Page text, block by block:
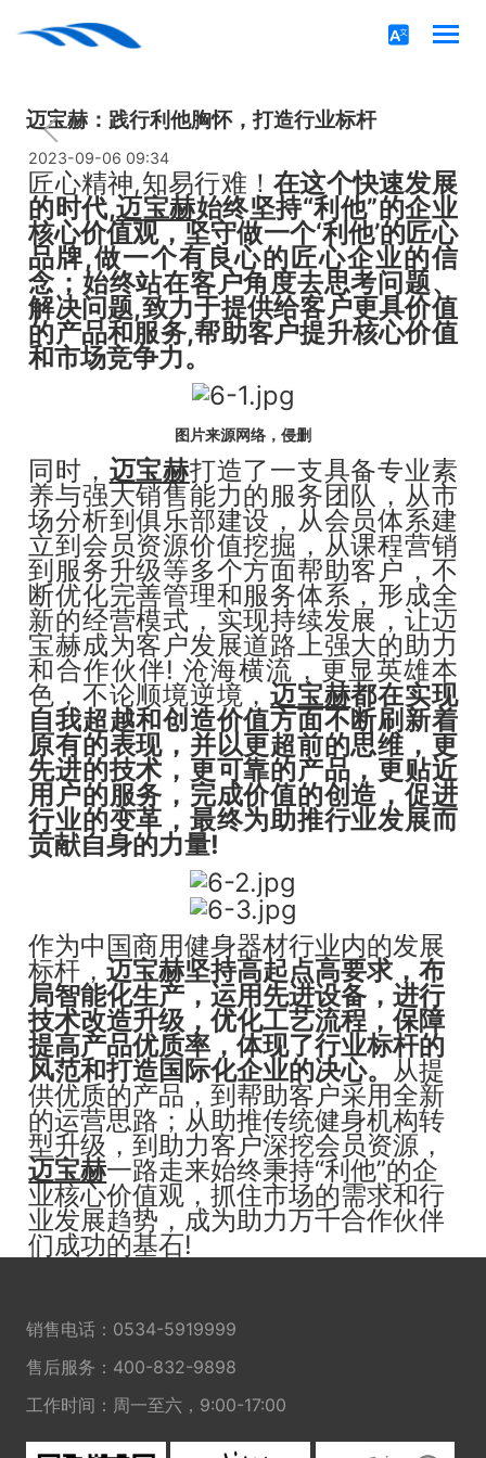
迈宝赫：践行利他胸怀，打造行业标杆
2023-09-06 09:34
匠心精神,知易行难！在这个快速发展
的时代,迈宝赫始终坚持“利他”的企业
核心价值观，坚守做一个‘利他’的匠心
品牌,做一个有良心的匠心企业的信
念；始终站在客户角度去思考问题、
解决问题,致力于提供给客户更具价值
的产品和服务,帮助客户提升核心价值
和市场竞争力。
图片来源网络，侵删
同时， 迈宝赫打造了一支具备专业素
养与强大销售能力的服务团队，从市
场分析到俱乐部建设，从会员体系建
立到会员资源价值挖掘，从课程营销
到服务升级等多个方面帮助客户，不
断优化完善管理和服务体系，形成全
新的经营模式，实现持续发展，让迈
宝赫成为客户发展道路上强大的助力
和合作伙伴! 沧海横流，更显英雄本
色，不论顺境逆境，迈宝赫都在实现
自我超越和创造价值方面不断刷新着
原有的表现，并以更超前的思维，更
先进的技术，更可靠的产品，更贴近
用户的服务，完成价值的创造，促进
行业的变革，最终为助推行业发展而
贡献自身的力量!
作为中国商用健身器材行业内的发展
标杆，迈宝赫坚持高起点高要求，布
局智能化生产，运用先进设备，进行
技术改造升级，优化工艺流程，保障
提高产品优质率，体现了行业标杆的
风范和打造国际化企业的决心。 从提
供优质的产品，到帮助客户采用全新
的运营思路；从助推传统健身机构转
型升级，到助力客户深挖会员资源，
迈宝赫一路走来始终秉持“利他”的企
业核心价值观，抓住市场的需求和行
业发展趋势，成为助力万千合作伙伴
们成功的基石!
销售电话： 0534-5919999
售后服务： 400-832-9898
工作时间：周一至六，9:00-17:00